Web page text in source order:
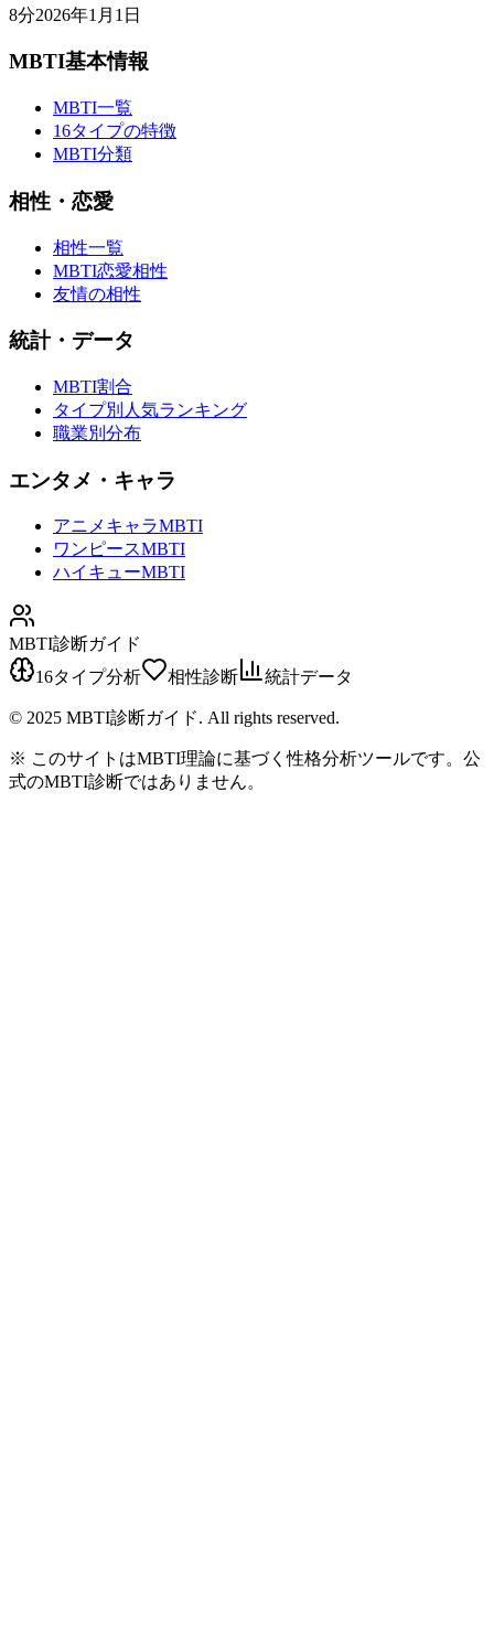
8分2026年1月1日
MBTI基本情報
MBTI一覧
16タイプの特徴
MBTI分類
相性・恋愛
相性一覧
MBTI恋愛相性
友情の相性
統計・データ
MBTI割合
タイプ別人気ランキング
職業別分布
エンタメ・キャラ
アニメキャラMBTI
ワンピースMBTI
ハイキューMBTI
MBTI診断ガイド
16タイプ分析
相性診断 統計データ
© 2025 MBTI診断ガイド. All rights reserved.
※ このサイトはMBTI理論に基づく性格分析ツールです。公
式のMBTI診断ではありません。